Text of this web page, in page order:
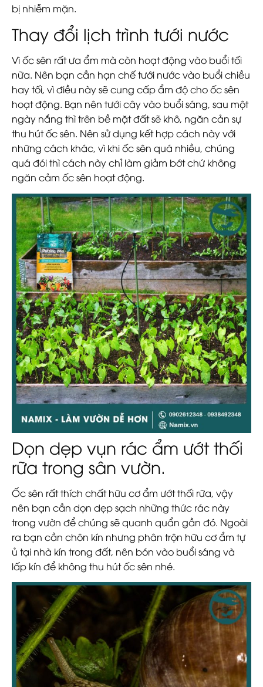
bị nhiễm mặn.
Thay đổi lịch trình tưới nước
Vì ốc sên rất ưa ẩm mà còn hoạt động vào buổi tối
nữa. Nên bạn cần hạn chế tưới nước vào buổi chiều
hay tối, vì điều này sẽ cung cấp ẩm độ cho ốc sên
hoạt động. Bạn nên tưới cây vào buổi sáng, sau một
ngày nắng thì trên bề mặt đất sẽ khô, ngăn cản sự
thu hút ốc sên. Nên sử dụng kết hợp cách này với
những cách khác, vì khi ốc sên quá nhiều, chúng
quá đói thì cách này chỉ làm giảm bớt chứ không
ngăn cảm ốc sên hoạt động.
Dọn dẹp vụn rác ẩm ướt thối
rữa trong sân vườn.
Ốc sên rất thích chất hữu cơ ẩm ướt thối rữa, vậy
nên bạn cần dọn dẹp sạch những thức rác này
trong vườn để chúng sẽ quanh quẩn gần đó. Ngoài
ra bạn cần chôn kín nhưng phân trộn hữu cơ ẩm tự
ủ tại nhà kín trong đất, nên bón vào buổi sáng và
lấp kín để không thu hút ốc sên nhé.